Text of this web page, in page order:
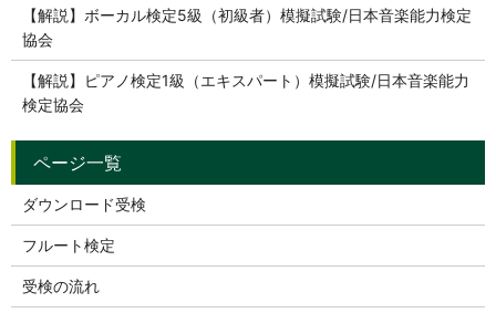
【解説】ボーカル検定5級（初級者）模擬試験/日本音楽能力検定
協会
【解説】ピアノ検定1級（エキスパート）模擬試験/日本音楽能力
検定協会
ダウンロード受検
フルート検定
受検の流れ